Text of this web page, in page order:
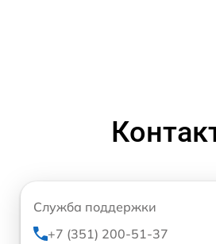
Служба поддержки
+7 (351) 200-51-37